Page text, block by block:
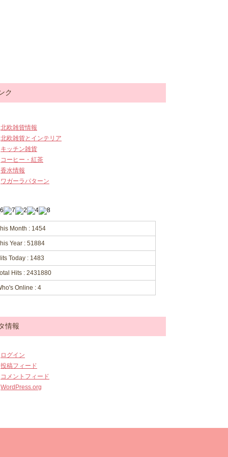
ク
北欧雑貨情報
北欧雑貨とインテリア
キッチン雑貨
コーヒー・紅茶
香水情報
ワガーラパターン
Month : 1454
Year : 51884
Today : 1483
Hits : 2431880
Online : 4
情報
ログイン
投稿フィード
コメントフィード
WordPress.org